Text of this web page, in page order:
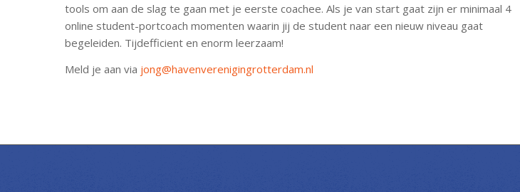
tools om aan de slag te gaan met je eerste coachee. Als je van start gaat zijn er minimaal 4
online student-portcoach momenten waarin jij de student naar een nieuw niveau gaat
begeleiden. Tijdefficient en enorm leerzaam!
Meld je aan via jong@havenverenigingrotterdam.nl